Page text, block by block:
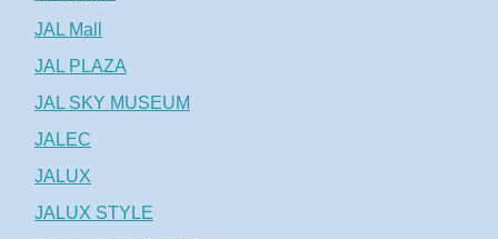
JAL Mall
JAL PLAZA
JAL SKY MUSEUM
JALEC
JALUX
JALUX STYLE